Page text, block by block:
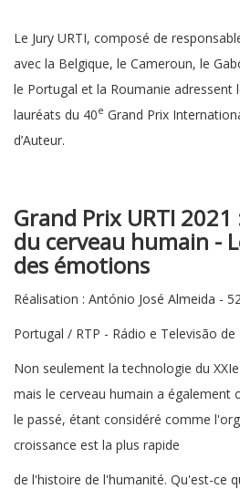
Le Jury URTI, composé de
avec la Belgique, le Cameroun, le
le Portugal et la Roumanie adressent
lauréats du 40e Grand Prix
d’Auteur.
Grand Prix URTI 2021
du cerveau humain -
des émotions
Réalisation : António José Almeida -
Portugal / RTP - Rádio e Televisão de
Non seulement la technologie du
mais le cerveau humain a également
le passé, étant considéré comme
croissance est la plus rapide
de l'histoire de l'humanité. Qu'est-ce